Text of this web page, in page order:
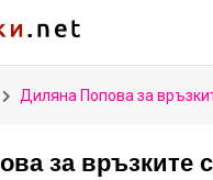
Диляна Попова за връзките си: Не се хващам на
за връзките